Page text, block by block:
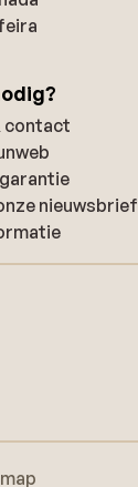
contact
nieuwsbrief